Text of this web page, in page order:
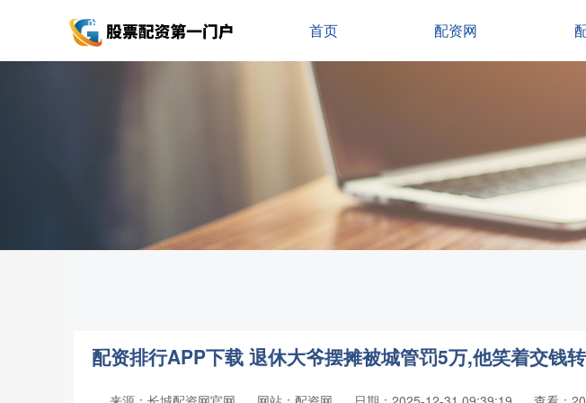
首页 配资网
配资排行APP下载 退休大爷摆摊被城管罚5万,他笑着交钱